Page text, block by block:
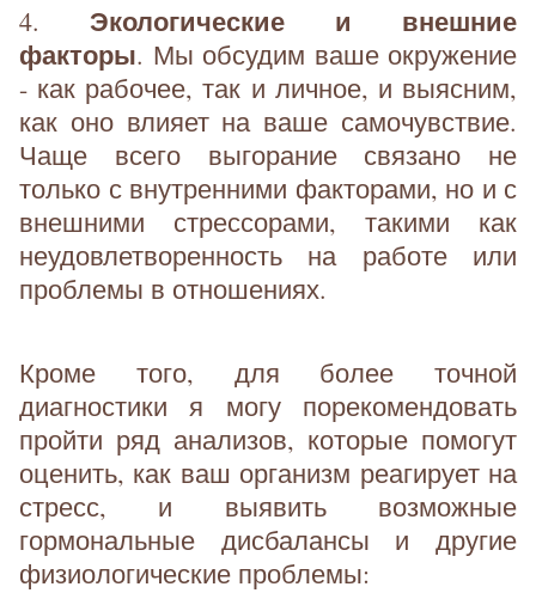
4. Экологические и внешние
факторы. Мы обсудим ваше окружение
- как рабочее, так и личное, и выясним,
как оно влияет на ваше самочувствие.
Чаще всего выгорание связано не
только с внутренними факторами, но и с
внешними стрессорами, такими как
неудовлетворенность на работе или
проблемы в отношениях.
Кроме того, для более точной
диагностики я могу порекомендовать
пройти ряд анализов, которые помогут
оценить, как ваш организм реагирует на
стресс, и выявить возможные
гормональные дисбалансы и другие
физиологические проблемы: